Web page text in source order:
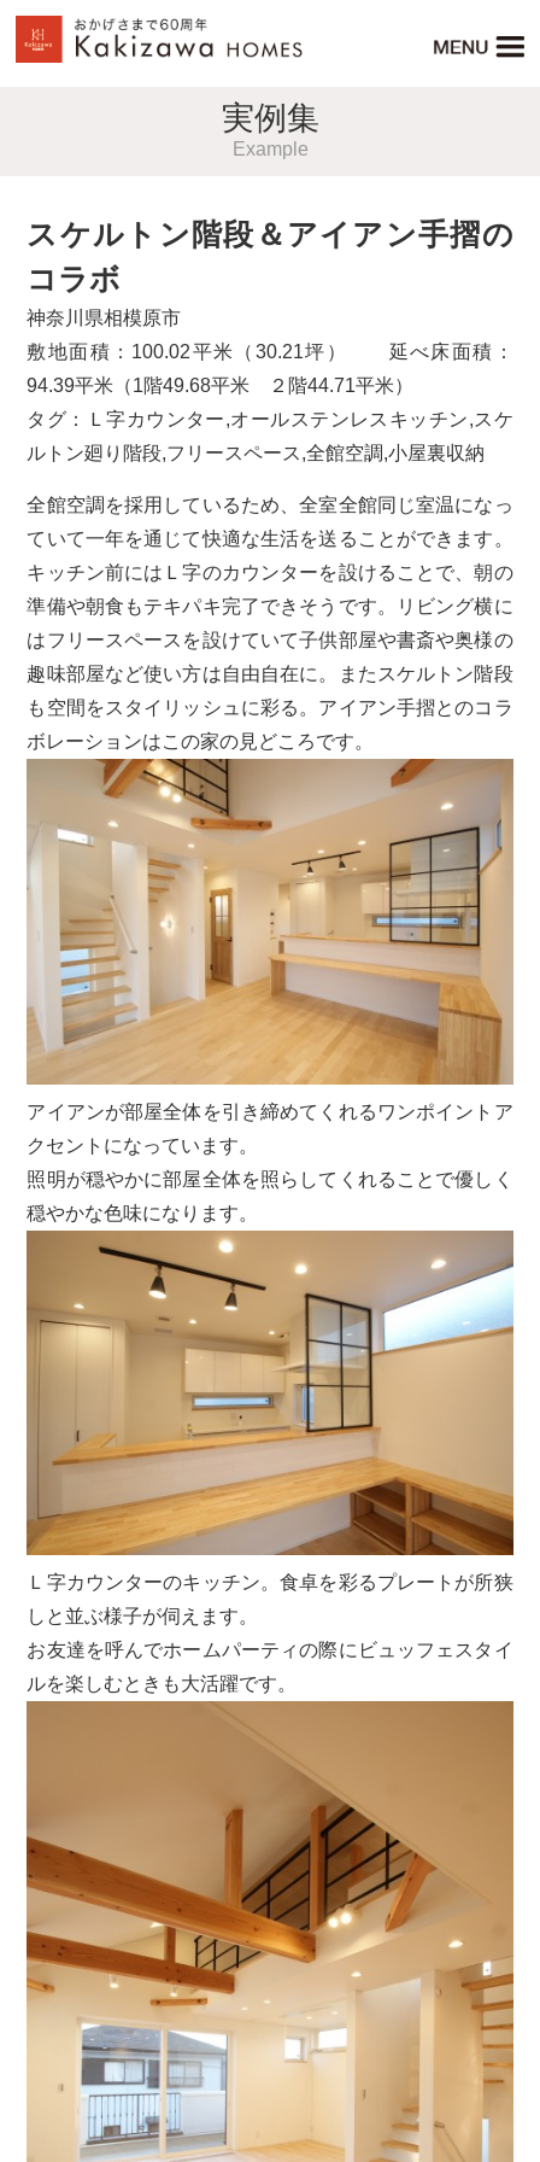
実例集
Example
スケルトン階段＆アイアン手摺の
コラボ
神奈川県相模原市
敷地面積：100.02平米（30.21坪） 延べ床面積：
94.39平米（1階49.68平米 ２階44.71平米）
タグ：
Ｌ字カウンター,オールステンレスキッチン,スケ
ルトン廻り階段,フリースペース,全館空調,小屋裏収納
全館空調を採用しているため、全室全館同じ室温になっ
ていて一年を通じて快適な生活を送ることができます。
キッチン前にはＬ字のカウンターを設けることで、朝の
準備や朝食もテキパキ完了できそうです。リビング横に
はフリースペースを設けていて子供部屋や書斎や奥様の
趣味部屋など使い方は自由自在に。またスケルトン階段
も空間をスタイリッシュに彩る。アイアン手摺とのコラ
ボレーションはこの家の見どころです。
アイアンが部屋全体を引き締めてくれるワンポイントア
クセントになっています。
照明が穏やかに部屋全体を照らしてくれることで優しく
穏やかな色味になります。
Ｌ字カウンターのキッチン。食卓を彩るプレートが所狭
しと並ぶ様子が伺えます。
お友達を呼んでホームパーティの際にビュッフェスタイ
ルを楽しむときも大活躍です。